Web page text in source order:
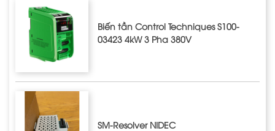
Biến tần Control Techniques S100-
03423 4kW 3 Pha 380V
SM-Resolver NIDEC